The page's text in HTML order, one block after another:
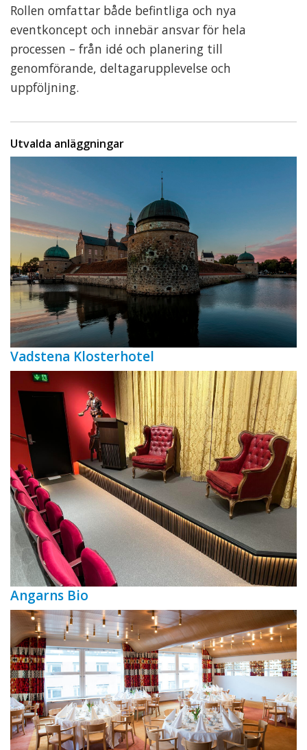
Rollen omfattar både befintliga och nya
eventkoncept och innebär ansvar för hela
processen – från idé och planering till
genomförande, deltagarupplevelse och
uppföljning.
Utvalda anläggningar
Vadstena Klosterhotel
Angarns Bio